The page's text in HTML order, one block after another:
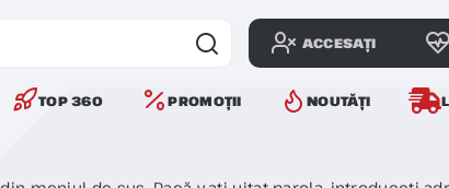
ACCESAȚI
TOP 360 PROMOȚII NOUTĂȚI